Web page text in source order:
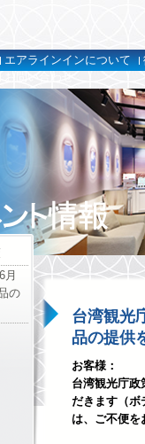
エアラインインについて
月
の
台湾観光
品の提供
お客様：
台湾観光庁政
だきます（ボ
は、ご不便を